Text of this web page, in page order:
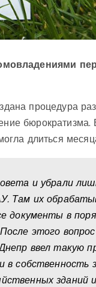
процедура
длиться
и убрали
Там их
документы в
этого вопрос
ввел такую
собственность
зданий и